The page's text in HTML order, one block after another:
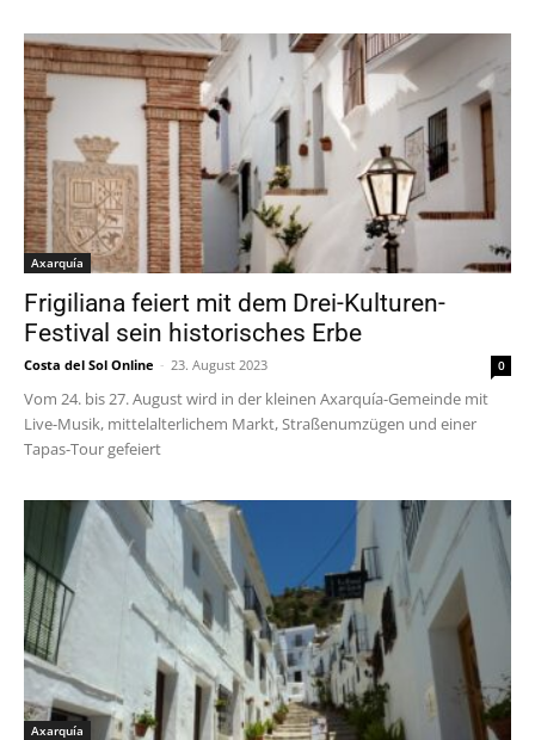
Axarquía
Frigiliana feiert mit dem Drei-Kulturen-
Festival sein historisches Erbe
Costa del Sol Online - 23. August 2023 0
Vom 24. bis 27. August wird in der kleinen Axarquía-Gemeinde mit
Live-Musik, mittelalterlichem Markt, Straßenumzügen und einer
Tapas-Tour gefeiert
Axarquía